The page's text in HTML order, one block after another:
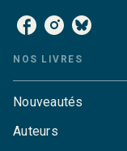
NOS LIVRES
Nouveautés
Auteurs